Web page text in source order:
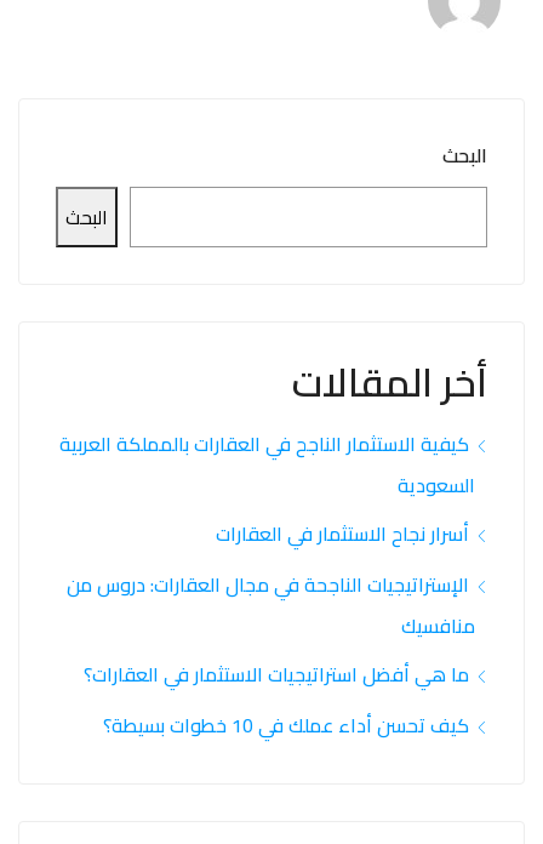
البحث
البحث
أخر المقالات
كيفية الاستثمار الناجح في العقارات بالمملكة العربية
السعودية
أسرار نجاح الاستثمار في العقارات
الإستراتيجيات الناجحة في مجال العقارات: دروس من
منافسيك
ما هي أفضل استراتيجيات الاستثمار في العقارات؟
كيف تحسن أداء عملك في 10 خطوات بسيطة؟